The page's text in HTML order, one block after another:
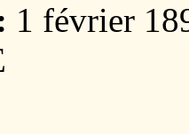
1 février